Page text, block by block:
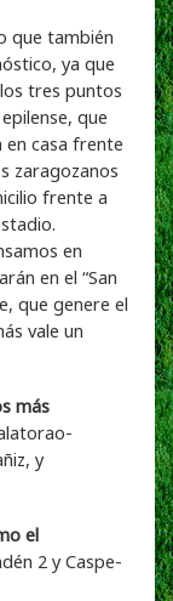
que también
ya que
tres puntos
que
casa frente
zaragozanos
frente a
en
en el “San
que genere el
vale un
más
y
el
2 y Caspe-